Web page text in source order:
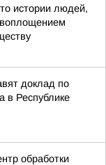
истории людей,
доклад по
в Республике
обработки